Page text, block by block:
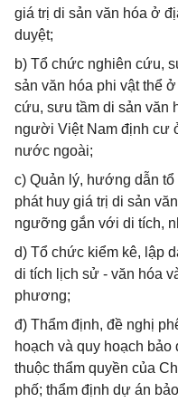
giá trị di sản văn hóa ở
duyệt;
b) Tổ chức nghiên cứu,
sản văn hóa phi vật thể
cứu, sưu tầm di sản văn
người Việt Nam định cư
nước ngoài;
c) Quản lý, hướng dẫn
phát huy giá trị di sản
ngưỡng gắn với di tích,
d) Tổ chức kiểm kê, lập
di tích lịch sử - văn hóa
phương;
đ) Thẩm định, đề nghị
hoạch và quy hoạch bảo
thuộc thẩm quyền của
phố; thẩm định dự án